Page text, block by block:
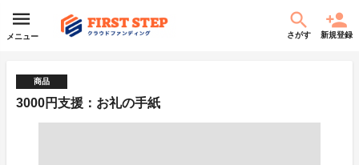
メニュー さがす 新規登録
商品
3000円支援：お礼の手紙